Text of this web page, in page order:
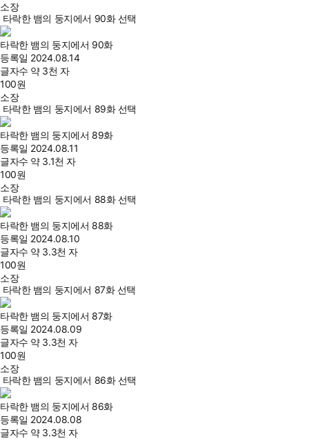
소장
타락한 뱀의 둥지에서 90화 선택
타락한 뱀의 둥지에서 90화
등록일 2024.08.14
글자수 약 3천 자
100원
소장
타락한 뱀의 둥지에서 89화 선택
타락한 뱀의 둥지에서 89화
등록일 2024.08.11
글자수 약 3.1천 자
100원
소장
타락한 뱀의 둥지에서 88화 선택
타락한 뱀의 둥지에서 88화
등록일 2024.08.10
글자수 약 3.3천 자
100원
소장
타락한 뱀의 둥지에서 87화 선택
타락한 뱀의 둥지에서 87화
등록일 2024.08.09
글자수 약 3.3천 자
100원
소장
타락한 뱀의 둥지에서 86화 선택
타락한 뱀의 둥지에서 86화
등록일 2024.08.08
글자수 약 3.3천 자